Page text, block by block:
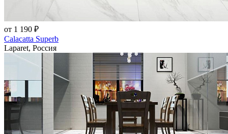
от 1 190 ₽
Calacatta Superb
Laparet, Россия